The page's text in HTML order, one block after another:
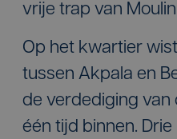
vrije trap van
Op het kwartier
tussen Akpala en
de verdediging van
één tijd binnen.